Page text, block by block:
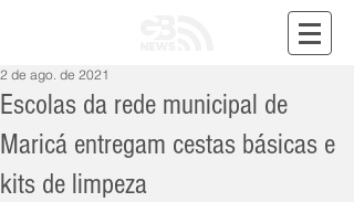
Escolas da rede municipal de
Maricá entregam cestas básicas e
kits de limpeza
2 de ago. de 2021